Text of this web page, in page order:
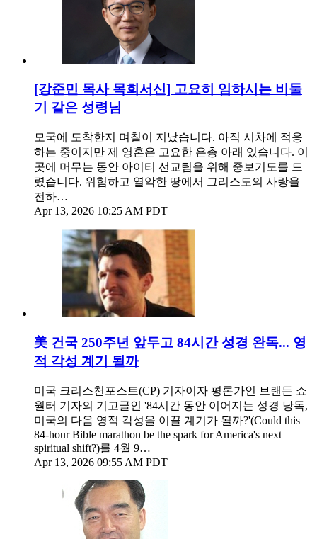
[강준민 목사 목회서신] 고요히 임하시는 비둘
기 같은 성령님
모국에 도착한지 며칠이 지났습니다. 아직 시차에 적응
하는 중이지만 제 영혼은 고요한 은총 아래 있습니다. 이
곳에 머무는 동안 아이티 선교팀을 위해 중보기도를 드
렸습니다. 위험하고 열악한 땅에서 그리스도의 사랑을
전하…
Apr 13, 2026 10:25 AM PDT
美 건국 250주년 앞두고 84시간 성경 완독... 영
적 각성 계기 될까
미국 크리스천포스트(CP) 기자이자 평론가인 브랜든 쇼
월터 기자의 기고글인 '84시간 동안 이어지는 성경 낭독,
미국의 다음 영적 각성을 이끌 계기가 될까?'(Could this
84-hour Bible marathon be the spark for America's next
spiritual shift?)를 4월 9…
Apr 13, 2026 09:55 AM PDT